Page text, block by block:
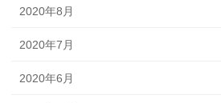
2020年8月
2020年7月
2020年6月